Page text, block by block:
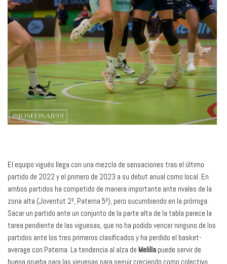
El equipo vigués llega con una mezcla de sensaciones tras el último
partido de 2022 y el primero de 2023 a su debut anual como local. En
ambos partidos ha competido de manera importante ante rivales de la
zona alta (Joventut 2º, Paterna 5º), pero sucumbiendo en la prórroga.
Sacar un partido ante un conjunto de la parte alta de la tabla parece la
tarea pendiente de las viguesas, que no ha podido vencer ninguno de los
partidos ante los tres primeros clasificados y ha perdido el basket-
average con Paterna. La tendencia al alza de Melilla puede servir de
buena prueba para las viguesas para seguir creciendo como colectivo.